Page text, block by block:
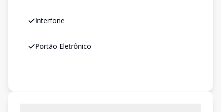
Interfone
Portão Eletrônico